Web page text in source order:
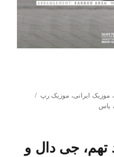
، موزیک ایرانی، موزیک رپ
، یاس
تهم، جی دال و